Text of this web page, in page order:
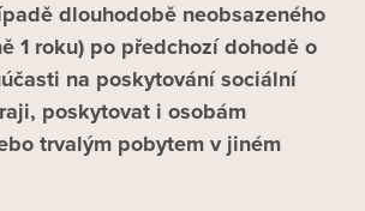
dlouhodobě neobsazeného
1 roku) po předchozí dohodě o
na poskytování sociální
poskytovat i osobám
trvalým pobytem v jiném